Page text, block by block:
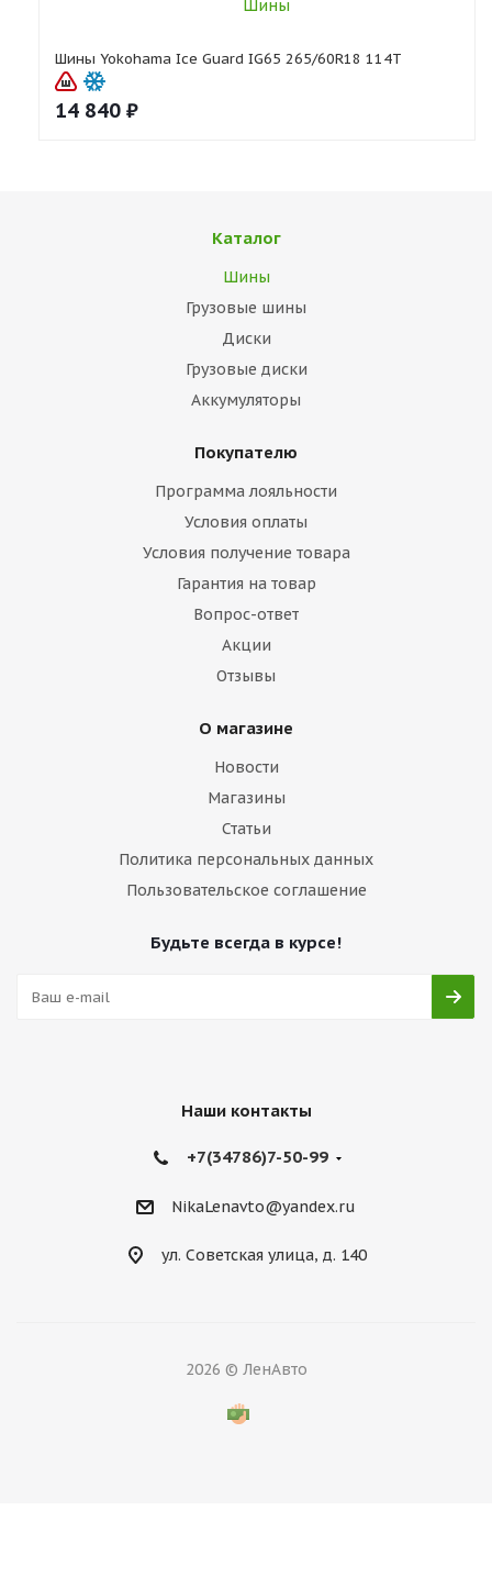
Шины Yokohama Ice Guard IG65 265/60R18 114T
14 840 ₽
Каталог
Шины
Грузовые шины
Диски
Грузовые диски
Аккумуляторы
Покупателю
Программа лояльности
Условия оплаты
Условия получение товара
Гарантия на товар
Вопрос-ответ
Акции
Отзывы
О магазине
Новости
Магазины
Статьи
Политика персональных данных
Пользовательское соглашение
Будьте всегда в курсе!
Наши контакты
+7(34786)7-50-99
NikaLenavto@yandex.ru
ул. Советская улица, д. 140
2026 © ЛенАвто